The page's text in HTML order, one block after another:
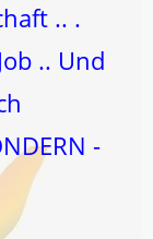
.. .
.. Und
-